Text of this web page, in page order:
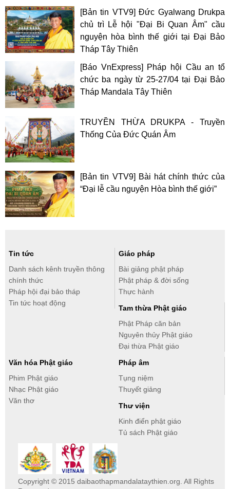
[Bản tin VTV9] Đức Gyalwang Drukpa
chủ trì Lễ hội "Đại Bi Quan Âm" cầu
nguyện hòa bình thế giới tại Đại Bảo
Tháp Tây Thiên
[Báo VnExpress] Pháp hội Cầu an tổ
chức ba ngày từ 25-27/04 tại Đại Bảo
Tháp Mandala Tây Thiên
TRUYỀN THỪA DRUKPA - Truyền
Thống Của Đức Quán Âm
[Bản tin VTV9] Bài hát chính thức của
“Đại lễ cầu nguyện Hòa bình thế giới”
Tin tức
Danh sách kênh truyền thông
chính thức
Pháp hội đại bảo tháp
Tin tức hoạt động
Giáo pháp
Bài giảng phật pháp
Phật pháp & đời sống
Thực hành
Tam thừa Phật giáo
Phật Pháp căn bản
Nguyên thủy Phật giáo
Đại thừa Phật giáo
Văn hóa Phật giáo
Phim Phật giáo
Nhạc Phật giáo
Văn thơ
Pháp âm
Tụng niệm
Thuyết giảng
Thư viện
Kinh điển phật giáo
Tủ sách Phật giáo
Copyright © 2015 daibaothapmandalataythien.org. All Rights